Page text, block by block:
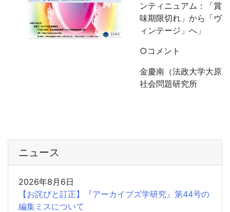
ンティニュアム：「賞
味期限切れ」から「ヴ
ィンテージ」へ」
○コメント
金慶南（法政大学大原
社会問題研究所
ニュース
2026年8月6日
【お詫びと訂正】『アーカイブズ学研究』第44号の
編集ミスについて